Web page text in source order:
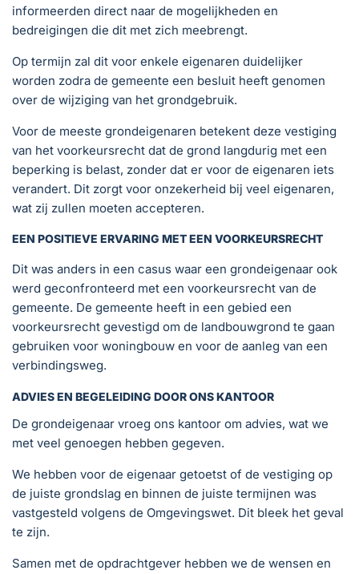
informeerden direct naar de mogelijkheden en
bedreigingen die dit met zich meebrengt.
Op termijn zal dit voor enkele eigenaren duidelijker
worden zodra de gemeente een besluit heeft genomen
over de wijziging van het grondgebruik.
Voor de meeste grondeigenaren betekent deze vestiging
van het voorkeursrecht dat de grond langdurig met een
beperking is belast, zonder dat er voor de eigenaren iets
verandert. Dit zorgt voor onzekerheid bij veel eigenaren,
wat zij zullen moeten accepteren.
EEN POSITIEVE ERVARING MET EEN VOORKEURSRECHT
Dit was anders in een casus waar een grondeigenaar ook
werd geconfronteerd met een voorkeursrecht van de
gemeente. De gemeente heeft in een gebied een
voorkeursrecht gevestigd om de landbouwgrond te gaan
gebruiken voor woningbouw en voor de aanleg van een
verbindingsweg.
ADVIES EN BEGELEIDING DOOR ONS KANTOOR
De grondeigenaar vroeg ons kantoor om advies, wat we
met veel genoegen hebben gegeven.
We hebben voor de eigenaar getoetst of de vestiging op
de juiste grondslag en binnen de juiste termijnen was
vastgesteld volgens de Omgevingswet. Dit bleek het geval
te zijn.
Samen met de opdrachtgever hebben we de wensen en